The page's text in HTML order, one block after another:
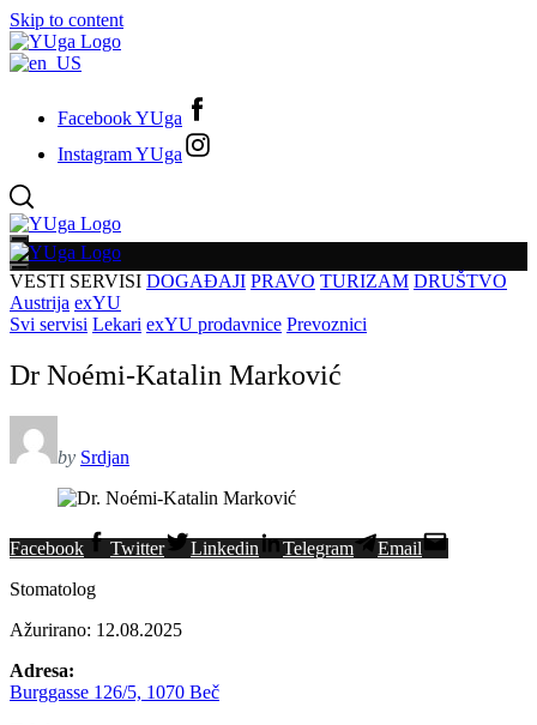
Skip to content
Facebook YUga
Instagram YUga
VESTI SERVISI DOGAĐAJI PRAVO TURIZAM DRUŠTVO
Austrija exYU
Svi servisi Lekari exYU prodavnice Prevoznici
Dr Noémi-Katalin Marković
by Srdjan
Facebook Twitter Linkedin Telegram
Email
Stomatolog
Ažurirano: 12.08.2025
Adresa:
Burggasse 126/5, 1070 Beč